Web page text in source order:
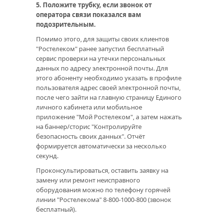
5. Положите трубку, если звонок от
оператора связи показался вам
подозрительным.
Помимо этого, для защиты своих клиентов
"Ростелеком" ранее запустил бесплатный
сервис проверки на утечки персональных
данных по адресу электронной почты. Для
этого абоненту необходимо указать в профиле
пользователя адрес своей электронной почты,
после чего зайти на главную страницу Единого
личного кабинета или мобильное
приложение "Мой Ростелеком", а затем нажать
на баннер/сторис "Контролируйте
безопасность своих данных". Отчёт
формируется автоматически за несколько
секунд.
Проконсультироваться, оставить заявку на
замену или ремонт неисправного
оборудования можно по телефону горячей
линии "Ростелекома" 8-800-1000-800 (звонок
бесплатный).